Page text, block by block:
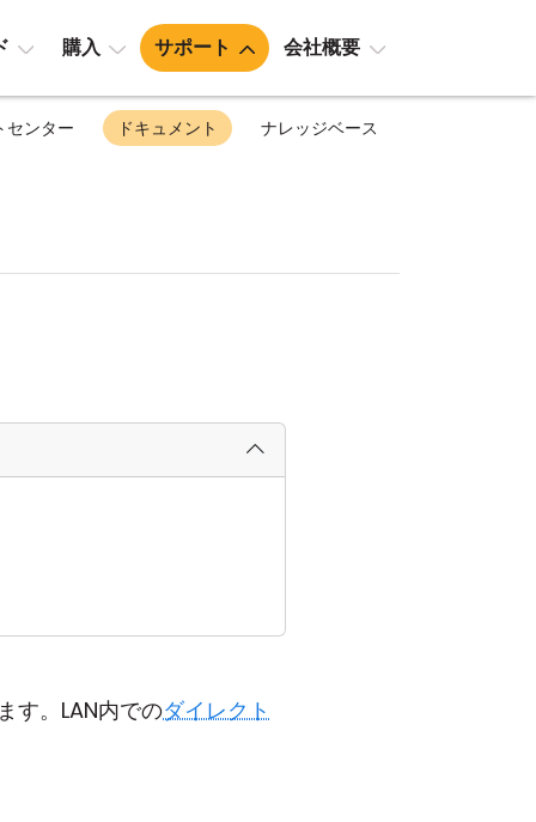
購入 サポート 会社概要
センター ドキュメント ナレッジベース
す。LAN内でのダイレクト